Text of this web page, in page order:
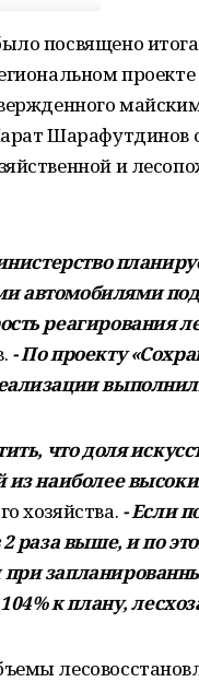
посвящено
Шарафутдинов
и
автомобилями
реагирования
- По проекту
что доля
из наиболее
хозяйства. - Если
2 раза выше, и по
к плану,